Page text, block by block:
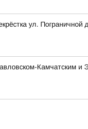
ул. Пограничной
Камчатским и